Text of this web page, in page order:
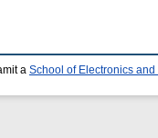
a School of Electronics